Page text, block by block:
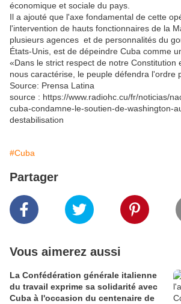
économique et sociale du pays.
Il a ajouté que l'axe fondamental de cette
l'intervention de hauts fonctionnaires de la
plusieurs agences et de personnalités du
États-Unis, est de dépeindre Cuba comme
«Dans le strict respect de notre Constitution
nous caractérise, le peuple défendra l'ordre
Source: Prensa Latina
source : https://www.radiohc.cu/fr/noticias/
cuba-condamne-le-soutien-de-washington-
destabilisation
#Cuba
Partager
Vous aimerez aussi
La Confédération générale italienne
du travail exprime sa solidarité avec
Cuba à l'occasion du centenaire de